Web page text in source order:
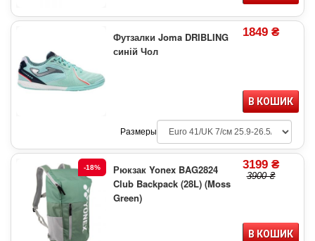
Футзалки Joma DRIBLING
синій Чол
1849 ₴
В КОШИК
Размеры
-18%
Рюкзак Yonex BAG2824
Club Backpack (28L) (Moss
Green)
3199 ₴
3900 ₴
В КОШИК